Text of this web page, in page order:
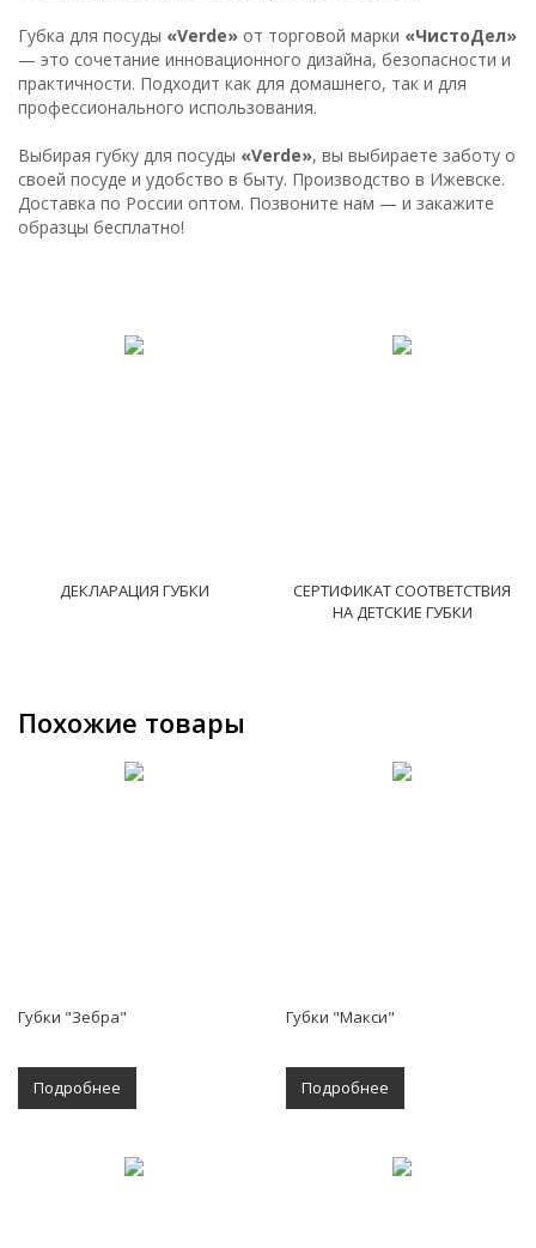
Губка для посуды «Verde» от торговой марки «ЧистоДел»
— это сочетание инновационного дизайна, безопасности и
практичности. Подходит как для домашнего, так и для
профессионального использования.
Выбирая губку для посуды «Verde», вы выбираете заботу о
своей посуде и удобство в быту. Производство в Ижевске.
Доставка по России оптом. Позвоните нам — и закажите
образцы бесплатно!
ДЕКЛАРАЦИЯ ГУБКИ
СЕРТИФИКАТ СООТВЕТСТВИЯ
НА ДЕТСКИЕ ГУБКИ
Похожие товары
Губки "Зебра"
Подробнее
Губки "Макси"
Подробнее